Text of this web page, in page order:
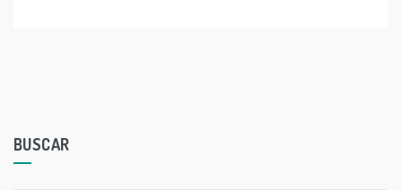
BUSCAR